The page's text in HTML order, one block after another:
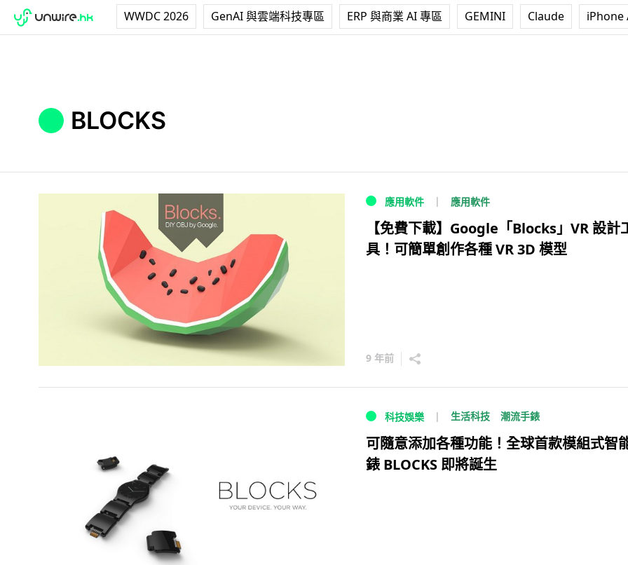
WWDC 2026 GenAI 與雲端科技專區 ERP 與商業 AI 專區 GEMINI Claude iPhone
BLOCKS
應用軟件 應用軟件
【免費下載】Google「Blocks」VR 設計
具！可簡單創作各種 VR 3D 模型
9 年前
科技娛樂 生活科技 潮流手錶
可隨意添加各種功能！全球首款模組式智
錶 BLOCKS 即將誕生